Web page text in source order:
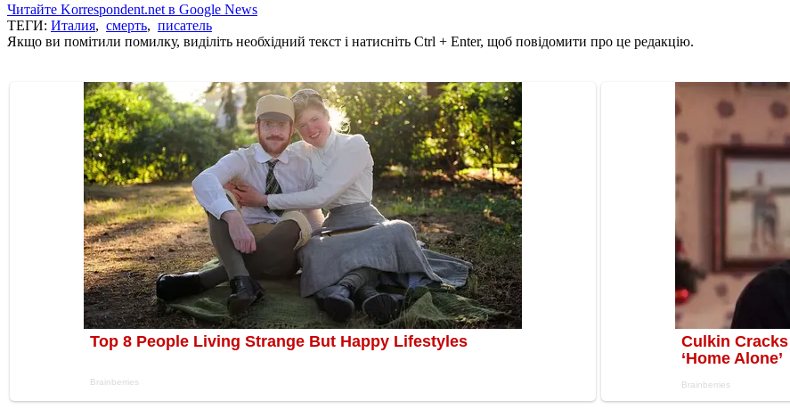
Читайте Korrespondent.net в Google News
ТЕГИ: Италия, смерть, писатель
Якщо ви помітили помилку, виділіть необхідний текст і натисніть Ctrl + Enter, щоб повідомити про це редакцію.